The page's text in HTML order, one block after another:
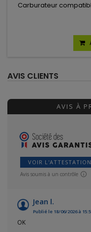
Carburateur
AVIS CLIENTS
AVIS À
VOIR L'ATTESTATION
Avis soumis à un contrôle
Jean l.
Publié le 18/06/2026 à
OK